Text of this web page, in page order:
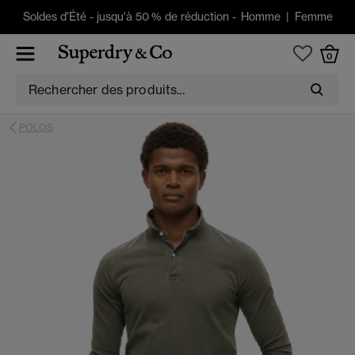
Soldes d'Été -jusqu'à 50 % de réduction - Homme| Femme
0
POLOS